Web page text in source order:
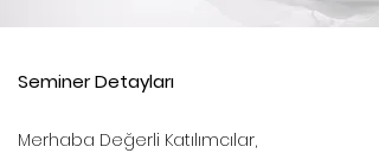
Seminer Detayları
Merhaba Değerli Katılımcılar,